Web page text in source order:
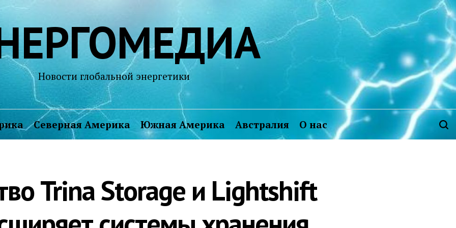
Новости глобальной энергетики
Северная Америка Южная Америка Австралия О нас
Trina Storage и Lightshift